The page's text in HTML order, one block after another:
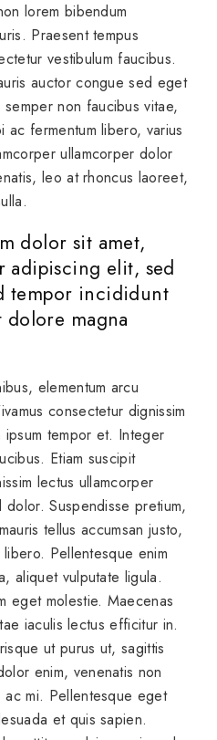
lorem bibendum
Praesent tempus
vestibulum faucibus.
auctor congue sed eget
non faucibus vitae,
fermentum libero, varius
ullamcorper dolor
leo at rhoncus laoreet,
dolor sit amet,
adipiscing elit, sed
tempor incididunt
dolore magna
elementum arcu
consectetur dignissim
ipsum tempor et. Integer
Etiam suscipit
lectus ullamcorper
Suspendisse pretium,
tellus accumsan justo,
Pellentesque enim
aliquet vulputate ligula.
eget molestie. Maecenas
iaculis lectus efficitur in.
ut purus ut, sagittis
enim, venenatis non
mi. Pellentesque eget
et quis sapien.